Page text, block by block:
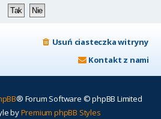
Usuń ciasteczka witryny
Kontakt z nami
® Forum Software © phpBB Limited
byPremium phpBB Styles